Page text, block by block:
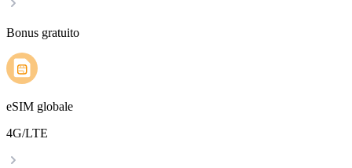
Bonus gratuito
eSIM globale
4G/LTE